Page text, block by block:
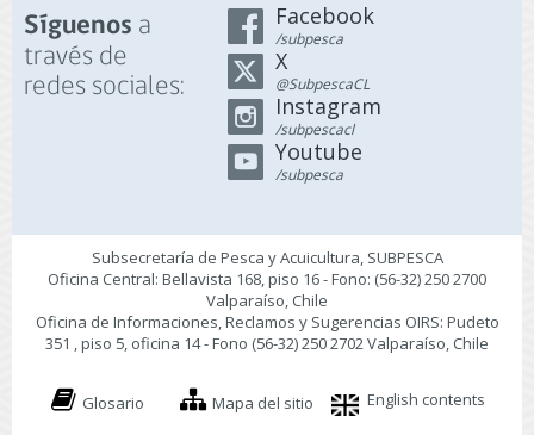
Síguenos a
través de
redes sociales:
Facebook
/subpesca
X
@SubpescaCL
Instagram
/subpescacl
Youtube
/subpesca
Subsecretaría de Pesca y Acuicultura, SUBPESCA
Oficina Central: Bellavista 168, piso 16 - Fono: (56-32) 250 2700
Valparaíso, Chile
Oficina de Informaciones, Reclamos y Sugerencias OIRS: Pudeto
351 , piso 5, oficina 14 - Fono (56-32) 250 2702 Valparaíso, Chile
Glosario Mapa del sitio English contents